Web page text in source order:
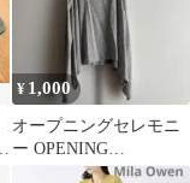
¥ 1,000
オープニングセレモニ
ー OPENING
CEREMONYノースリー